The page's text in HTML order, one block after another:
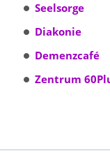
Seelsorge
Diakonie
Demenzcafé
Zentrum